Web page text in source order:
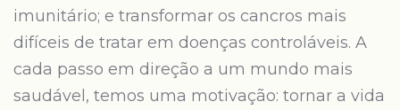
imunitário; e transformar os cancros mais
difíceis de tratar em doenças controláveis. A
cada passo em direção a um mundo mais
saudável, temos uma motivação: tornar a vida